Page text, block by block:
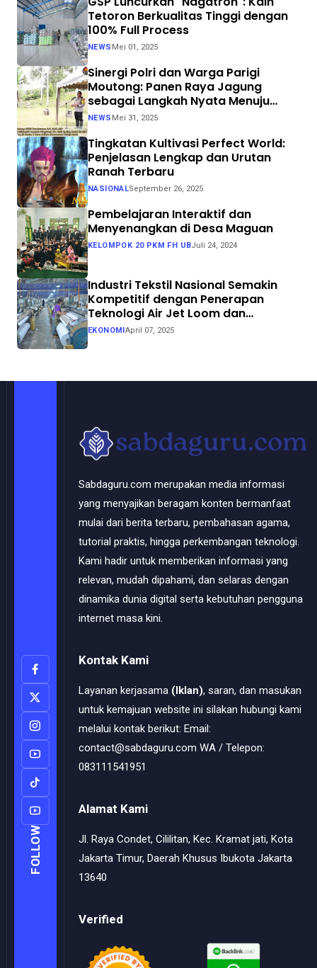
Tetoron Berkualitas Tinggi dengan
100% Full Process
NEWS Mei 01, 2025
Sinergi Polri dan Warga Parigi
Moutong: Panen Raya Jagung
sebagai Langkah Nyata Menuju
Swasembada Pangan
NEWS Mei 31, 2025
Tingkatan Kultivasi Perfect World:
Penjelasan Lengkap dan Urutan
Ranah Terbaru
NASIONALSeptember 26, 2025
Pembelajaran Interaktif dan
Menyenangkan di Desa Maguan
KELOMPOK 20 PKM FH UBJuli 24, 2024
Industri Tekstil Nasional Semakin
Kompetitif dengan Penerapan
Teknologi Air Jet Loom dan
Continuous Dyeing di CV. Garuda
Solo Perkasa
EKONOMI April 07, 2025
FOLLOW
Sabdaguru.com merupakan media informasi
yang menyajikan beragam konten bermanfaat
mulai dari berita terbaru, pembahasan agama,
tutorial praktis, hingga perkembangan teknologi.
Kami hadir untuk memberikan informasi yang
relevan, mudah dipahami, dan selaras dengan
dinamika dunia digital serta kebutuhan pengguna
internet masa kini.
Kontak Kami
Layanan kerjasama (Iklan), saran, dan masukan
untuk kemajuan website ini silakan hubungi kami
melalui kontak berikut: Email:
contact@sabdaguru.com WA / Telepon:
083111541951
Alamat Kami
Jl. Raya Condet, Cililitan, Kec. Kramat jati, Kota
Jakarta Timur, Daerah Khusus Ibukota Jakarta
13640
Verified